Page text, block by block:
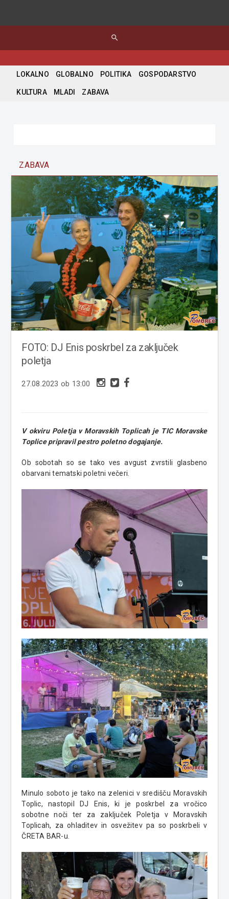
search
LOKALNO GLOBALNO POLITIKA GOSPODARSTVO
KULTURA MLADI ZABAVA
ZABAVA
FOTO: DJ Enis poskrbel za zaključek
poletja
27.08.2023 ob 13:00
V okviru Poletja v Moravskih Toplicah je TIC Moravske
Toplice pripravil pestro poletno dogajanje.
Ob sobotah so se tako ves avgust zvrstili glasbeno
obarvani tematski poletni večeri.
Minulo soboto je tako na zelenici v središču Moravskih
Toplic, nastopil DJ Enis, ki je poskrbel za vročico
sobotne noči ter za zaključek Poletja v Moravskih
Toplicah, za ohladitev in osvežitev pa so poskrbeli v
ČRETA BAR-u.